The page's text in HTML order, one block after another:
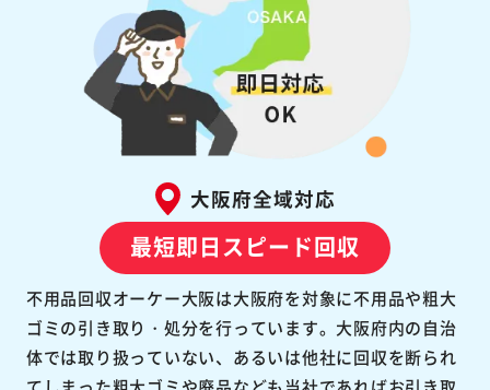
大阪府全域対応
最短即日スピード回収
不用品回収オーケー大阪は大阪府を対象に不用品や粗大
ゴミの引き取り・処分を行っています。大阪府内の自治
体では取り扱っていない、あるいは他社に回収を断られ